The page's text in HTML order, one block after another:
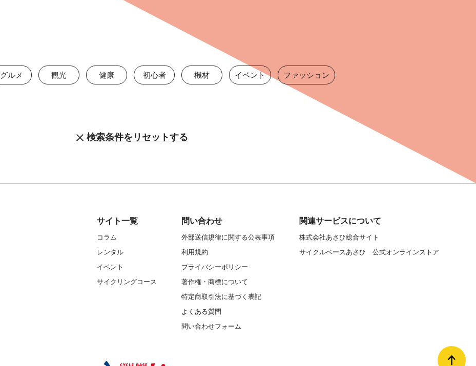
グルメ 観光 健康 初心者 機材 イベント ファッション
検索条件をリセットする
サイト一覧
コラム
レンタル
イベント
サイクリングコース
問い合わせ
外部送信規律に関する公表事項
利用規約
プライバシーポリシー
著作権・商標について
特定商取引法に基づく表記
よくある質問
問い合わせフォーム
関連サービスについて
株式会社あさひ総合サイト
サイクルベースあさひ 公式オンラインストア